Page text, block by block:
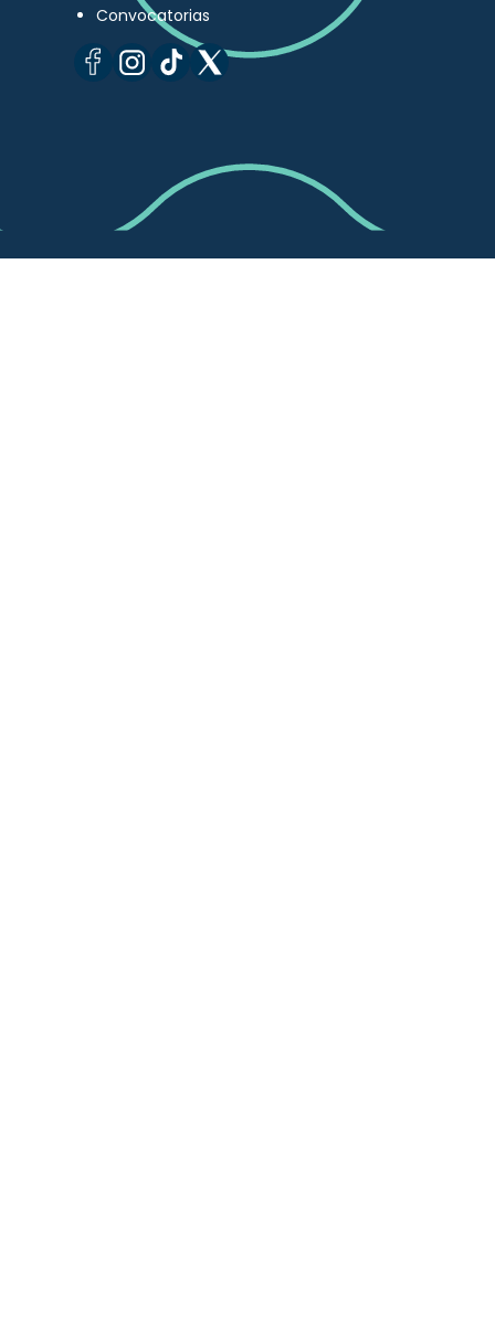
Convocatorias